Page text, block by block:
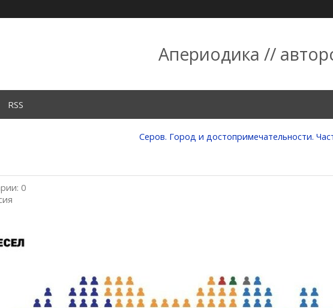
Апериодика //
RSS
Серов. Город и достопримечательности.
0